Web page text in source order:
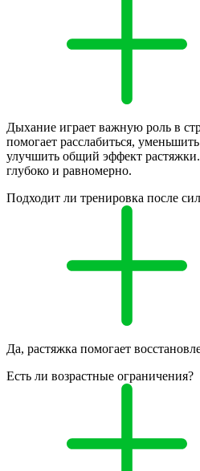
Дыхание играет важную роль в
помогает расслабиться,
улучшить общий эффект
глубоко и равномерно.
Подходит ли тренировка после
Да, растяжка помогает
Есть ли возрастные ограничения?